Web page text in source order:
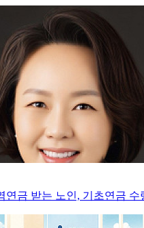
연금 받는 노인, 기초연금 수